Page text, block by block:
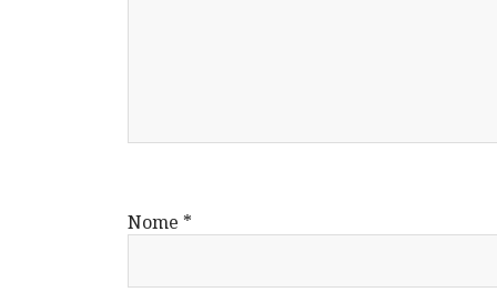
Nome *